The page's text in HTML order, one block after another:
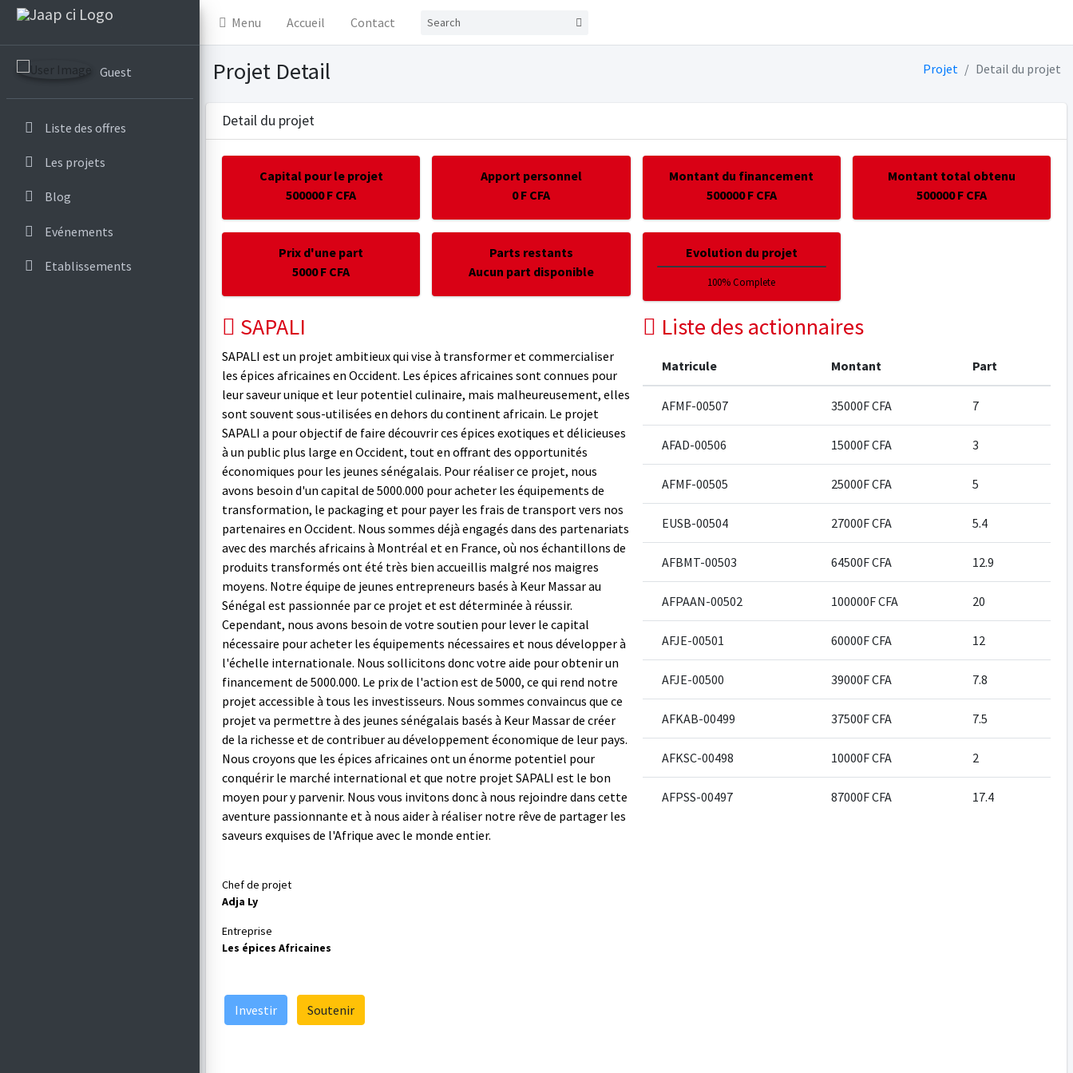
Menu Accueil Contact
Guest
Liste des offres
Les projets
Blog
Evénements
Etablissements
Projet Detail Projet Detail du projet
Detail du projet
Capital pour le projet
500000 F CFA
Apport personnel
0 F CFA
Montant du financement
500000 F CFA
Montant total obtenu
500000 F CFA
Prix d'une part
5000 F CFA
Parts restants
Aucun part disponible
Evolution du projet
100% Complete
SAPALI
SAPALI est un projet ambitieux qui vise à transformer et commercialiser
les épices africaines en Occident. Les épices africaines sont connues pour
leur saveur unique et leur potentiel culinaire, mais malheureusement, elles
sont souvent sous-utilisées en dehors du continent africain. Le projet
SAPALI a pour objectif de faire découvrir ces épices exotiques et délicieuses
à un public plus large en Occident, tout en offrant des opportunités
économiques pour les jeunes sénégalais. Pour réaliser ce projet, nous
avons besoin d'un capital de 5000.000 pour acheter les équipements de
transformation, le packaging et pour payer les frais de transport vers nos
partenaires en Occident. Nous sommes déjà engagés dans des partenariats
avec des marchés africains à Montréal et en France, où nos échantillons de
produits transformés ont été très bien accueillis malgré nos maigres
moyens. Notre équipe de jeunes entrepreneurs basés à Keur Massar au
Sénégal est passionnée par ce projet et est déterminée à réussir.
Cependant, nous avons besoin de votre soutien pour lever le capital
nécessaire pour acheter les équipements nécessaires et nous développer à
l'échelle internationale. Nous sollicitons donc votre aide pour obtenir un
financement de 5000.000. Le prix de l'action est de 5000, ce qui rend notre
projet accessible à tous les investisseurs. Nous sommes convaincus que ce
projet va permettre à des jeunes sénégalais basés à Keur Massar de créer
de la richesse et de contribuer au développement économique de leur pays.
Nous croyons que les épices africaines ont un énorme potentiel pour
conquérir le marché international et que notre projet SAPALI est le bon
moyen pour y parvenir. Nous vous invitons donc à nous rejoindre dans cette
aventure passionnante et à nous aider à réaliser notre rêve de partager les
saveurs exquises de l'Afrique avec le monde entier.
Chef de projet
Adja Ly
Entreprise
Les épices Africaines
Investir Soutenir
Liste des actionnaires
Matricule Montant Part
AFMF-00507 35000F CFA 7
AFAD-00506 15000F CFA 3
AFMF-00505 25000F CFA 5
EUSB-00504 27000F CFA 5.4
AFBMT-00503 64500F CFA 12.9
AFPAAN-00502 100000F CFA 20
AFJE-00501 60000F CFA 12
AFJE-00500 39000F CFA 7.8
AFKAB-00499 37500F CFA 7.5
AFKSC-00498 10000F CFA 2
AFPSS-00497 87000F CFA 17.4